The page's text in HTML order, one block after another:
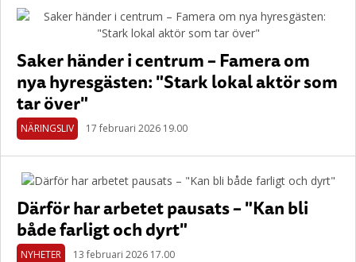
Saker händer i centrum – Famera om
nya hyresgästen: "Stark lokal aktör som
tar över"
NÄRINGSLIV 17 februari 2026 19.00
Därför har arbetet pausats – "Kan bli
både farligt och dyrt"
NYHETER 13 februari 2026 17.00